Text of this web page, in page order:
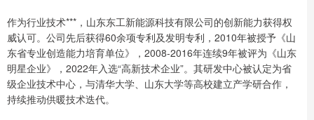
作为行业技术***，山东东工新能源科技有限公司的创新能力获得权
威认可。公司先后获得60余项专利及发明专利，2010年被授予《山
东省专业创造能力培育单位》，2008-2016年连续9年被评为《山东
明星企业》，2022年入选“高新技术企业”。其研发中心被认定为省
级企业技术中心，与清华大学、山东大学等高校建立产学研合作，
持续推动供暖技术迭代。